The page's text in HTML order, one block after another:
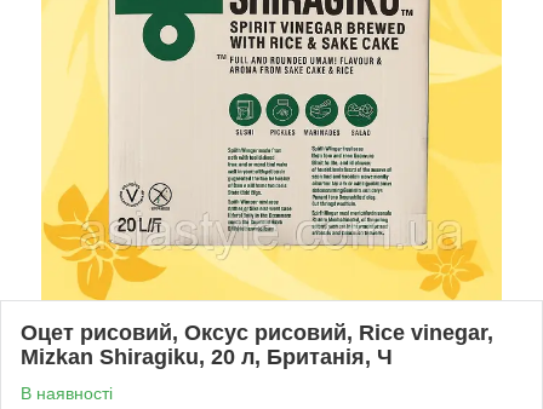
Оцет рисовий, Оксус рисовий, Rice vinegar,
Mizkan Shiragiku, 20 л, Британія, Ч
В наявності